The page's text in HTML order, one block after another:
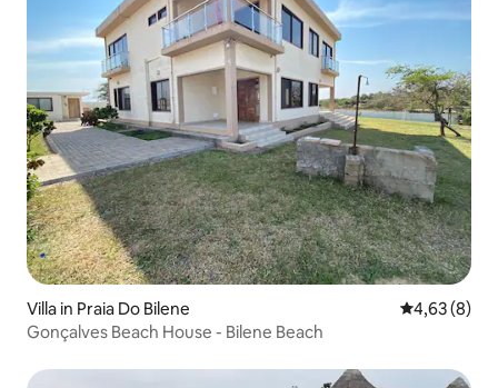
Villa in Praia Do Bilene
4,63 (8)
Gonçalves Beach House - Bilene Beach